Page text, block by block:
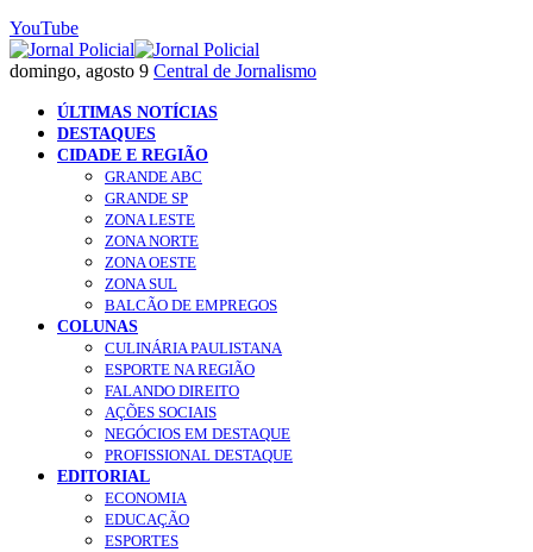
YouTube
domingo, agosto 9 Central de Jornalismo
ÚLTIMAS NOTÍCIAS
DESTAQUES
CIDADE E REGIÃO
GRANDE ABC
GRANDE SP
ZONA LESTE
ZONA NORTE
ZONA OESTE
ZONA SUL
BALCÃO DE EMPREGOS
COLUNAS
CULINÁRIA PAULISTANA
ESPORTE NA REGIÃO
FALANDO DIREITO
AÇÕES SOCIAIS
NEGÓCIOS EM DESTAQUE
PROFISSIONAL DESTAQUE
EDITORIAL
ECONOMIA
EDUCAÇÃO
ESPORTES